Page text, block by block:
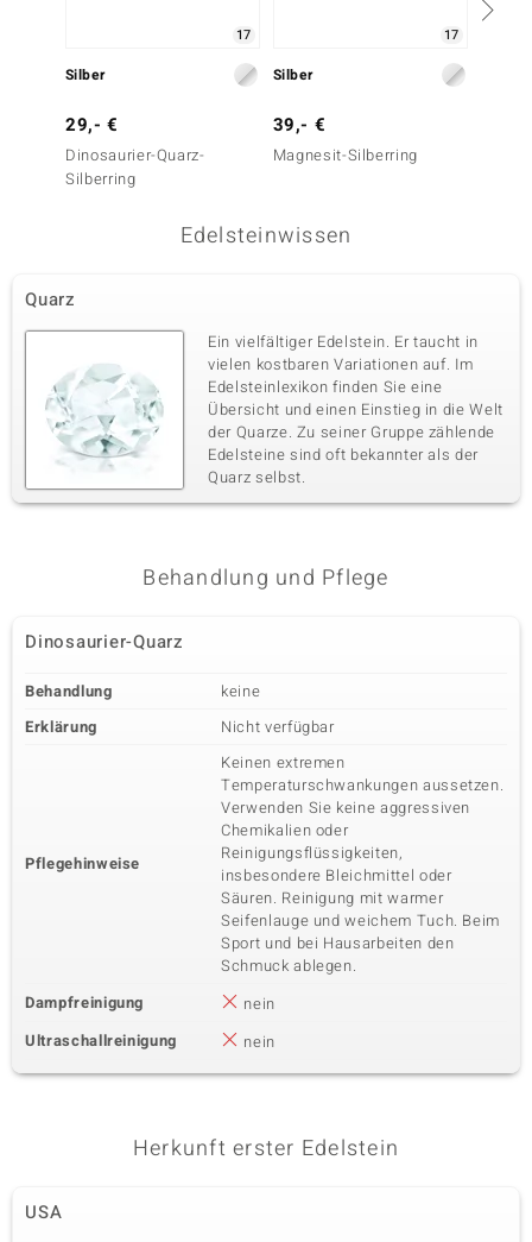
17
Silber
29,- €
Dinosaurier-Quarz-
Silberring
17
Silber
39,- €
Magnesit-Silberring
Edelsteinwissen
Quarz
Ein vielfältiger Edelstein. Er taucht in
vielen kostbaren Variationen auf. Im
Edelsteinlexikon finden Sie eine
Übersicht und einen Einstieg in die Welt
der Quarze. Zu seiner Gruppe zählende
Edelsteine sind oft bekannter als der
Quarz selbst.
Behandlung und Pflege
Dinosaurier-Quarz
Behandlung
keine
Erklärung
Nicht verfügbar
Pflegehinweise
Keinen extremen
Temperaturschwankungen aussetzen.
Verwenden Sie keine aggressiven
Chemikalien oder
Reinigungsflüssigkeiten,
insbesondere Bleichmittel oder
Säuren. Reinigung mit warmer
Seifenlauge und weichem Tuch. Beim
Sport und bei Hausarbeiten den
Schmuck ablegen.
Dampfreinigung
nein
Ultraschallreinigung
nein
Herkunft erster Edelstein
USA